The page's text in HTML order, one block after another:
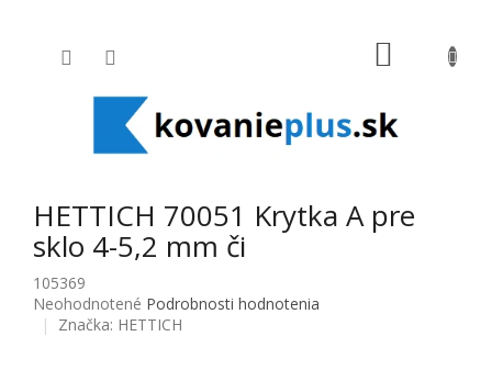
HETTICH 70051 Krytka A pre
sklo 4-5,2 mm či
105369
Priemerné hodnotenie produktu je 0,0 z 5 hviezdičiek.
Neohodnotené Podrobnosti hodnotenia
Značka: HETTICH